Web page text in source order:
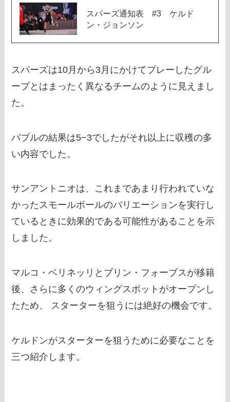
スパーズ通知表 #3 ケルド
ン・ジョンソン
スパーズは10月から3月にかけてプレーしたグル
ープとはまったく異なるチームのように見えまし
た。
バブルの結果は5−3でしたがそれ以上に収穫の多
い内容でした。
サンアントニオは、これまであまり行われていな
かったスモールボールのバリエーションを実行し
ているときに効果的である可能性があることを示
しました。
マルコ・ベリネッリとブリン・フォーブスが移籍
後、さらに多くのウィングスポットがオープンし
たため、 スターターを狙うには絶好の機会です。
ケルドンがスターターを狙うために必要なことを
三つ紹介します。